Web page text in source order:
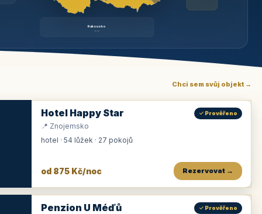
Rakousko
brzy
Chci sem svůj objekt →
Hotel Happy Star ✓ Prověřeno
📍 Znojemsko
hotel · 54 lůžek · 27 pokojů
od 875 Kč/noc Rezervovat →
Penzion U Méďů ✓ Prověřeno